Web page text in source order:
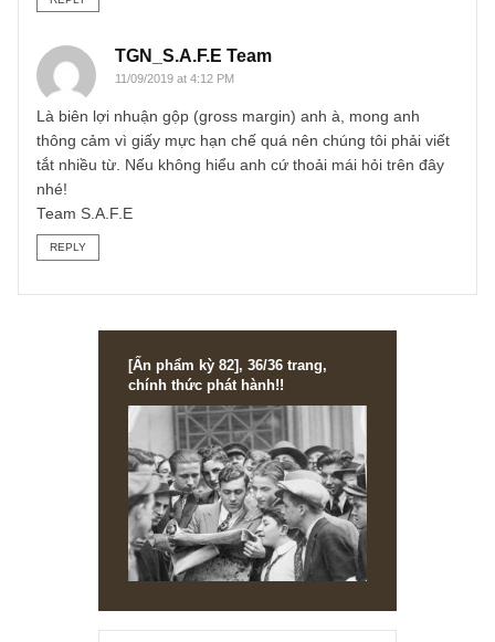
con đường đầu tư của mình!
S.A.F.E team
REPLY
tungtuhu
10/09/2019 at 4:31 PM
Tôi có đặt báo của NewsletterVN, có thuật ngữ biên LNG
TGN_S.A.F.E Team
Là biên lợi nhuận gộp (gross margin) anh à, mong anh
thông cảm vì giấy mực hạn chế quá nên chúng tôi phải
tắt nhiều từ. Nếu không hiểu anh cứ thoải mái hỏi trên đây
Team S.A.F.E